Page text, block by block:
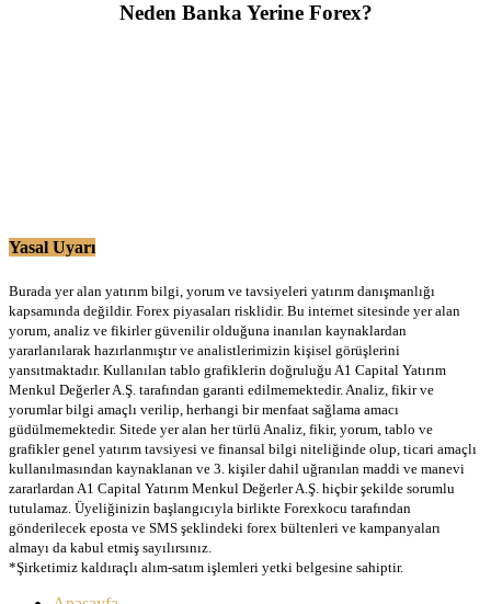
Neden Banka Yerine Forex?
Yasal Uyarı
Burada yer alan yatırım bilgi, yorum ve tavsiyeleri yatırım danışmanlığı
kapsamında değildir. Forex piyasaları risklidir. Bu internet sitesinde yer alan
yorum, analiz ve fikirler güvenilir olduğuna inanılan kaynaklardan
yararlanılarak hazırlanmıştır ve analistlerimizin kişisel görüşlerini
yansıtmaktadır. Kullanılan tablo grafiklerin doğruluğu A1 Capital Yatırım
Menkul Değerler A.Ş. tarafından garanti edilmemektedir. Analiz, fikir ve
yorumlar bilgi amaçlı verilip, herhangi bir menfaat sağlama amacı
güdülmemektedir. Sitede yer alan her türlü Analiz, fikir, yorum, tablo ve
grafikler genel yatırım tavsiyesi ve finansal bilgi niteliğinde olup, ticari amaçlı
kullanılmasından kaynaklanan ve 3. kişiler dahil uğranılan maddi ve manevi
zararlardan A1 Capital Yatırım Menkul Değerler A.Ş. hiçbir şekilde sorumlu
tutulamaz. Üyeliğinizin başlangıcıyla birlikte Forexkocu tarafından
gönderilecek eposta ve SMS şeklindeki forex bültenleri ve kampanyaları
almayı da kabul etmiş sayılırsınız.
*Şirketimiz kaldıraçlı alım-satım işlemleri yetki belgesine sahiptir.